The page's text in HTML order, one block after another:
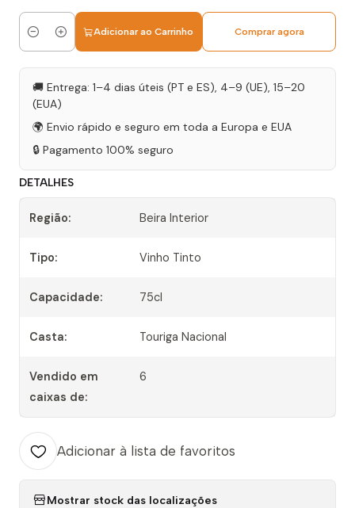
Quantidade
Adicionar ao Carrinho Comprar agora
🚚 Entrega: 1–4 dias úteis (PT e ES), 4–9 (UE), 15–20
(EUA)
🌍 Envio rápido e seguro em toda a Europa e EUA
🔒 Pagamento 100% seguro
DETALHES
Região: Beira Interior
Tipo: Vinho Tinto
Capacidade: 75cl
Casta: Touriga Nacional
Vendido em
caixas de:
6
Adicionar à lista de favoritos
Mostrar stock das localizações